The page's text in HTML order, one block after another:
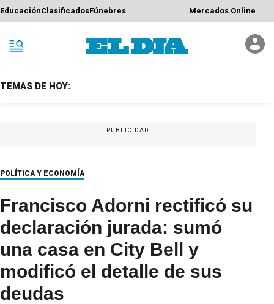
EducaciónClasificadosFúnebres Mercados Online
TEMAS DE HOY:
PUBLICIDAD
POLÍTICA Y ECONOMÍA
Francisco Adorni rectificó su
declaración jurada: sumó
una casa en City Bell y
modificó el detalle de sus
deudas